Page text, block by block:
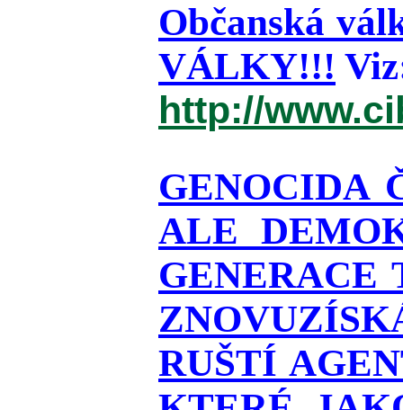
Občanská
VÁLKY!!!
http://
GENOCIDA
ALE
RUŠTÍ